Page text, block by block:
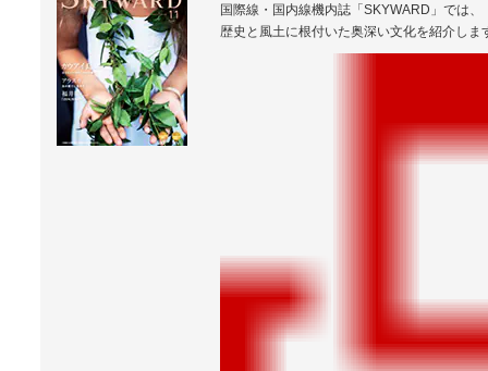
国際線・国内線機内誌「SKYWARD」では
歴史と風土に根付いた奥深い文化を紹介しま